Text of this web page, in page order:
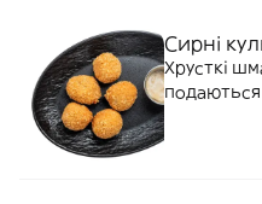
Сирні
Хрусткі